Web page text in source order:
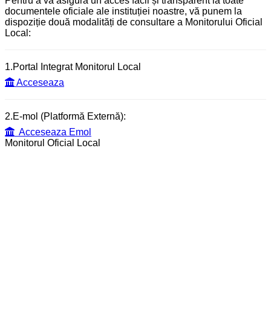
documentele oficiale ale instituției noastre, vă punem la
dispoziție două modalități de consultare a Monitorului Oficial
Local:
1.Portal Integrat Monitorul Local
Acceseaza
2.E-mol (Platformă Externă):
Acceseaza Emol
Monitorul Oficial Local